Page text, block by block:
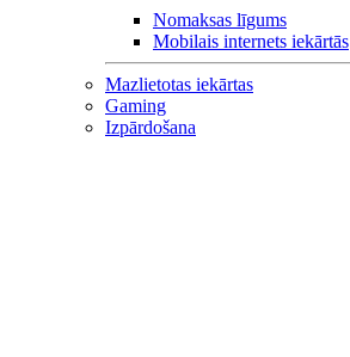
Nomaksas līgums
Mobilais internets iekārtās
Mazlietotas iekārtas
Gaming
Izpārdošana